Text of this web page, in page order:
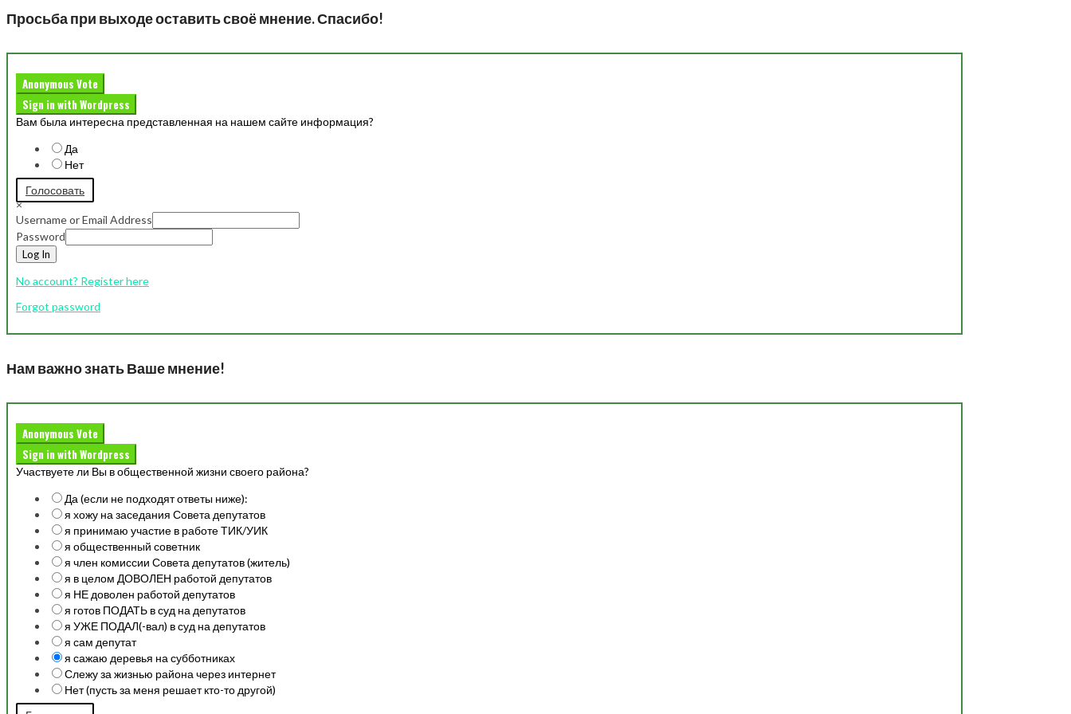
Просьба при выходе оставить своё мнение. Спасибо!
Anonymous Vote
Sign in with Wordpress
Вам была интересна представленная на нашем сайте информация?
Да
Нет
Голосовать
×
Username or Email Address
Password
Log In
No account? Register here
Forgot password
Нам важно знать Ваше мнение!
Anonymous Vote
Sign in with Wordpress
Участвуете ли Вы в общественной жизни своего района?
Да (если не подходят ответы ниже):
я хожу на заседания Совета депутатов
я принимаю участие в работе ТИК/УИК
я общественный советник
я член комиссии Совета депутатов (житель)
я в целом ДОВОЛЕН работой депутатов
я НЕ доволен работой депутатов
я готов ПОДАТЬ в суд на депутатов
я УЖЕ ПОДАЛ(-вал) в суд на депутатов
я сам депутат
я сажаю деревья на субботниках
Слежу за жизнью района через интернет
Нет (пусть за меня решает кто-то другой)